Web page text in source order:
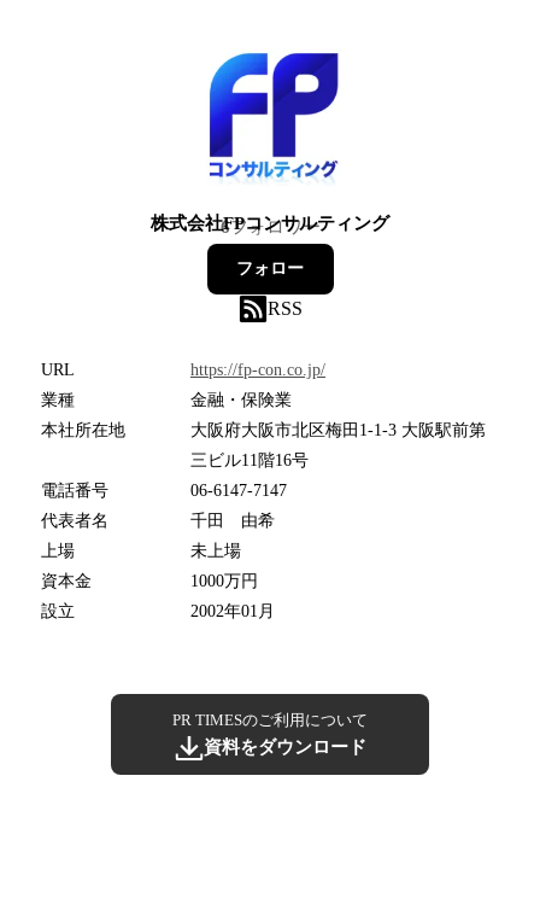
株式会社FPコンサルティング
6フォロワー
フォロー
RSS
URL
https://fp-con.co.jp/
業種
金融・保険業
本社所在地
大阪府大阪市北区梅田1-1-3 大阪駅前第
三ビル11階16号
電話番号
06-6147-7147
代表者名
千田 由希
上場
未上場
資本金
1000万円
設立
2002年01月
PR TIMESのご利用について
資料をダウンロード